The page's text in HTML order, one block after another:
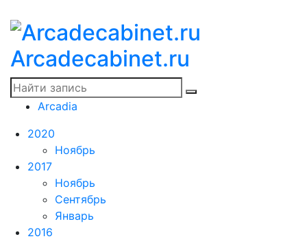
Arcadecabinet.ru
Arcadia
2020
Ноябрь
2017
Ноябрь
Сентябрь
Январь
2016